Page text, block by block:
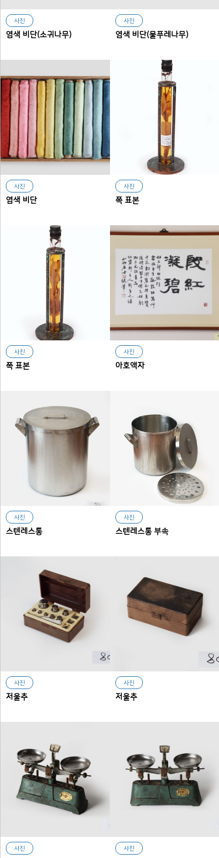
사진
염색 비단(소귀나무)
사진
염색 비단(물푸레나무)
사진
염색 비단
사진
쪽 표본
사진
쪽 표본
사진
아호액자
사진
스텐레스통
사진
스텐레스통 부속
사진
저울추
사진
저울추
사진 사진